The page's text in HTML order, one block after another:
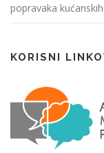
popravaka
KORISNI